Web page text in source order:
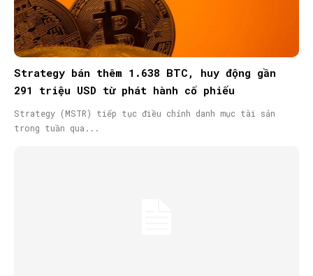
Strategy bán thêm 1.638 BTC, huy động gần
291 triệu USD từ phát hành cổ phiếu
Strategy (MSTR) tiếp tục điều chỉnh danh mục tài sản
trong tuần qua...